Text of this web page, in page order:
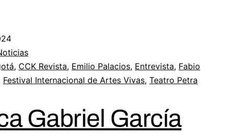
, CCK Revista, Emilio Palacios, Entrevista, Fabio
Festival Internacional de Artes Vivas, Teatro Petra
Gabriel García